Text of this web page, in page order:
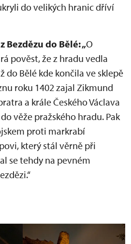
do velikých hranic dříví
Bezdězu do Bělé: „O
pověst, že z hradu vedla
do Bělé kde končila ve sklepě
roku 1402 zajal Zikmund
a krále Českého Václava
věže pražského hradu. Pak
proti markrabí
který stál věrně při
se tehdy na pevném